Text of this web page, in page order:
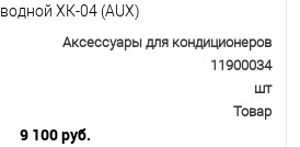
ХК-04 (AUX)
Аксессуары для кондиционеров
11900034
шт
Товар
9 100 руб.